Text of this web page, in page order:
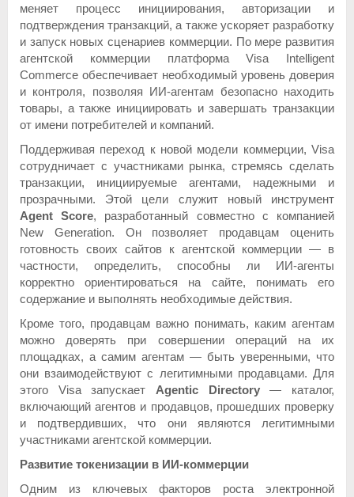
меняет процесс инициирования, авторизации и
подтверждения транзакций, а также ускоряет разработку
и запуск новых сценариев коммерции. По мере развития
агентской коммерции платформа Visa Intelligent
Commerce обеспечивает необходимый уровень доверия
и контроля, позволяя ИИ-агентам безопасно находить
товары, а также инициировать и завершать транзакции
от имени потребителей и компаний.
Поддерживая переход к новой модели коммерции, Visa
сотрудничает с участниками рынка, стремясь сделать
транзакции, инициируемые агентами, надежными и
прозрачными. Этой цели служит новый инструмент
Agent Score, разработанный совместно с компанией
New Generation. Он позволяет продавцам оценить
готовность своих сайтов к агентской коммерции — в
частности, определить, способны ли ИИ-агенты
корректно ориентироваться на сайте, понимать его
содержание и выполнять необходимые действия.
Кроме того, продавцам важно понимать, каким агентам
можно доверять при совершении операций на их
площадках, а самим агентам — быть уверенными, что
они взаимодействуют с легитимными продавцами. Для
этого Visa запускает Agentic Directory— каталог,
включающий агентов и продавцов, прошедших проверку
и подтвердивших, что они являются легитимными
участниками агентской коммерции.
Развитие токенизации в ИИ-коммерции
Одним из ключевых факторов роста электронной